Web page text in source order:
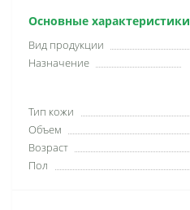
Основные характеристики
Вид продукции
Назначение
Тип кожи
Объем
Возраст
Пол